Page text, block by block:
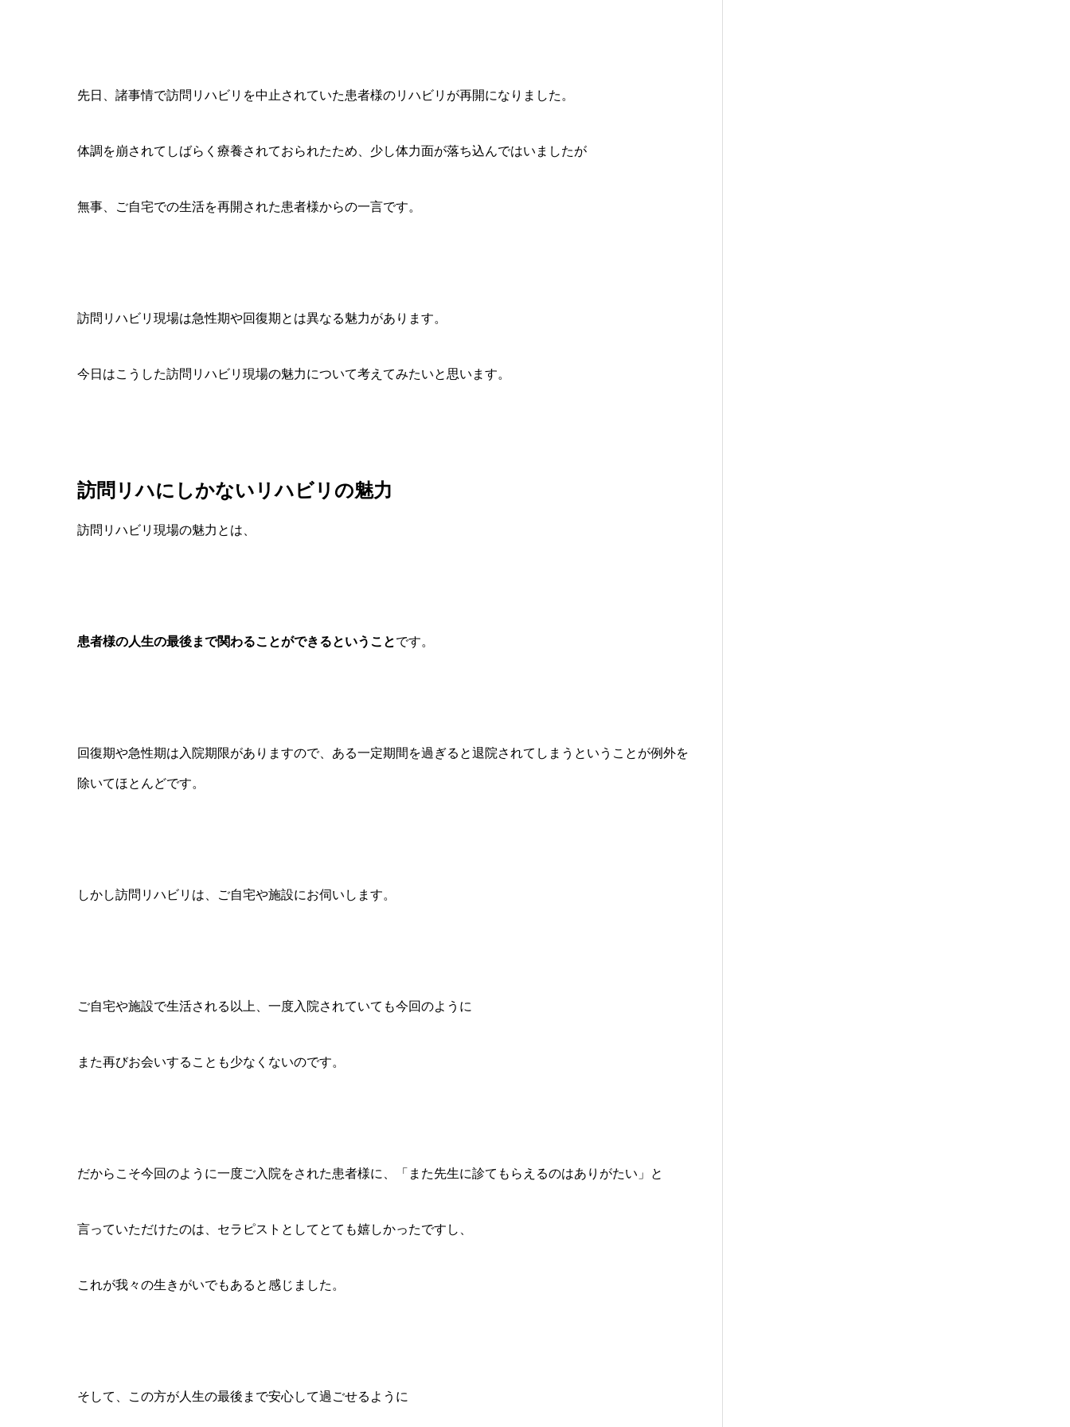
先日、諸事情で訪問リハビリを中止されていた患者様のリハビリが再開になりました。
体調を崩されてしばらく療養されておられたため、少し体力面が落ち込んではいましたが
無事、ご自宅での生活を再開された患者様からの一言です。
訪問リハビリ現場は急性期や回復期とは異なる魅力があります。
今日はこうした訪問リハビリ現場の魅力について考えてみたいと思います。
訪問リハにしかないリハビリの魅力
訪問リハビリ現場の魅力とは、
患者様の人生の最後まで関わることができるということです。
回復期や急性期は入院期限がありますので、ある一定期間を過ぎると退院されてしまうということが例外を
除いてほとんどです。
しかし訪問リハビリは、ご自宅や施設にお伺いします。
ご自宅や施設で生活される以上、一度入院されていても今回のように
また再びお会いすることも少なくないのです。
だからこそ今回のように一度ご入院をされた患者様に、「また先生に診てもらえるのはありがたい」と
言っていただけたのは、セラピストとしてとても嬉しかったですし、
これが我々の生きがいでもあると感じました。
そして、この方が人生の最後まで安心して過ごせるように